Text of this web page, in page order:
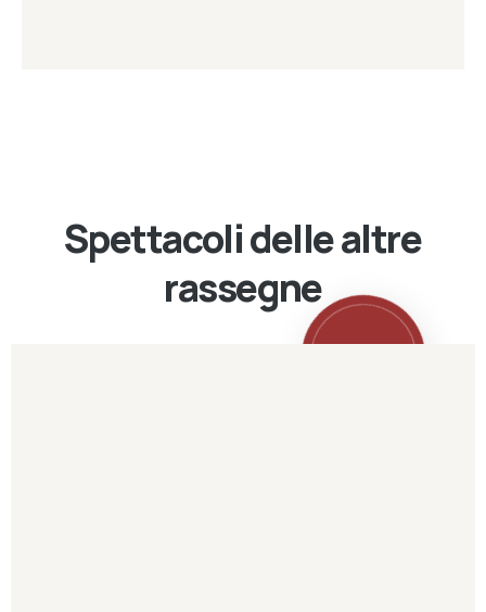
Spettacoli delle altre
rassegne